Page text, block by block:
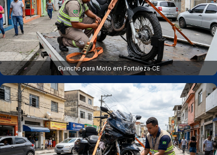
Guincho para Moto em Fortaleza‑CE